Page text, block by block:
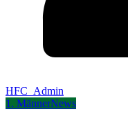
HFC_Admin
1. MännerNews